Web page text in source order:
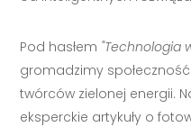
Pod hasłem "Technologia
gromadzimy
twórców zielonej energii.
eksperckie artykuły o